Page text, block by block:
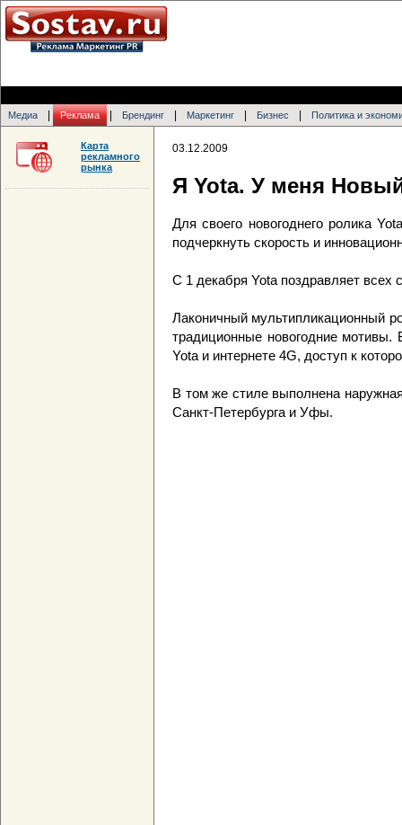
Медиа Реклама Брендинг Маркетинг Бизнес Политика и
03.12.2009
Я Yota. У меня
Для своего новогоднего ролика
подчеркнуть скорость и
С 1 декабря Yota поздравляет
Лаконичный мультипликационный
традиционные новогодние мотивы.
Yota и интернете 4G, доступ к
В том же стиле выполнена
Санкт-Петербурга и Уфы.
Карта
рекламного
рынка